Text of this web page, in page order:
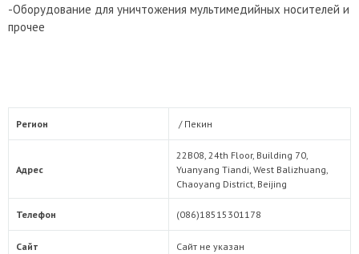
-Оборудование для уничтожения мультимедийных носителей и
прочее
Регион / Пекин
Адрес
22B08, 24th Floor, Building 70,
Yuanyang Tiandi, West Balizhuang,
Chaoyang District, Beijing
Телефон (086)18515301178
Сайт Сайт не указан